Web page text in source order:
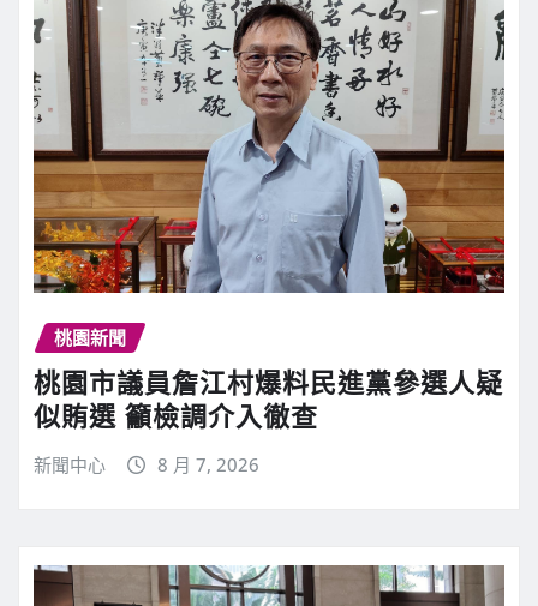
桃園新聞
桃園市議員詹江村爆料民進黨參選人疑
似賄選 籲檢調介入徹查
新聞中心 8 月 7, 2026